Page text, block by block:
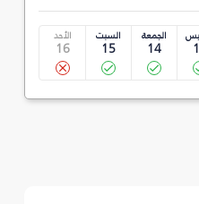
الجمعة
14
السبت
15
الأحد
16